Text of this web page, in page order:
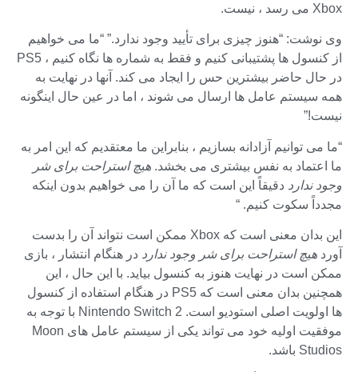
Xbox می رسد ، نیست.
وی نوشت: “هنوز چیزی برای تأیید وجود ندارد.” “ما می خواهیم
از کنسول ها پشتیبانی کنیم و فقط به شماره ها نگاه کنیم ، PS5
در حال حاضر بیشترین حس را ایجاد می کند. آنها در نهایت به
همه سیستم عامل ها ارسال می شوند ، اما در عین حال اینگونه
نیست!”
“ما می توانیم آزادانه بسازیم ، بنابراین ما معتقدیم که این امر به
ما اعتماد به نفس بیشتری می بخشد. هیچ استراحت برای شر
وجود ندارد دقیقاً این است که ما آن را می خواهیم بدون اینکه
مجدداً سکوت کنیم. “
این بدان معنی است که Xbox ممکن است نتواند آن را بدست
آورد هیچ استراحت برای شر وجود ندارد در هنگام انتشار ، بازی
ممکن است در نهایت هنوز به کنسول بیاید. با این حال ، این
همچنین بدان معنی است که PS5 در هنگام استفاده از کنسول
ها اولویت اصلی استودیو است. Nintendo Switch 2 با توجه به
موفقیت اولیه خود می تواند یکی از سیستم عامل های Moon
Studios باشد.